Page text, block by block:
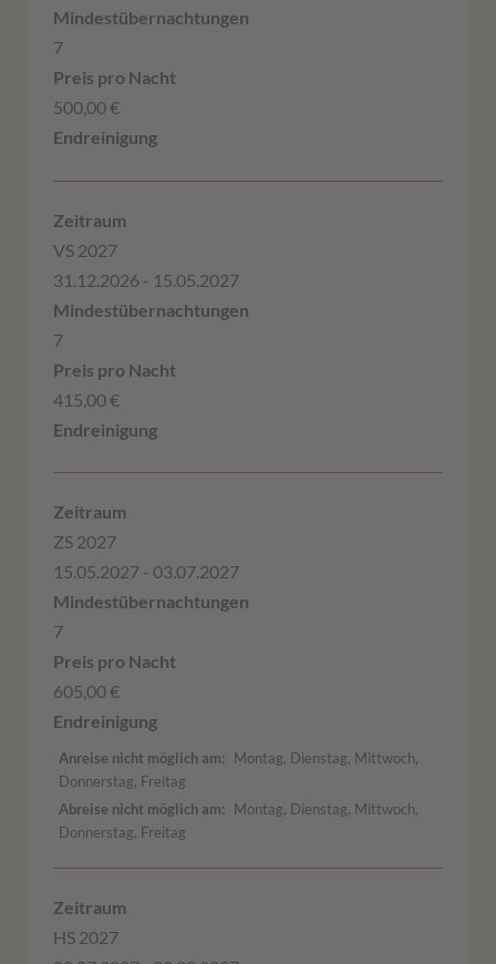
7
500,00 €
VS 2027
31.12.2026 - 15.05.2027
7
415,00 €
ZS 2027
15.05.2027 - 03.07.2027
7
605,00 €
Anreise nicht möglich am
Montag, Dienstag, Mittwoch,
Donnerstag, Freitag
Abreise nicht möglich am
Montag, Dienstag, Mittwoch,
Donnerstag, Freitag
HS 2027